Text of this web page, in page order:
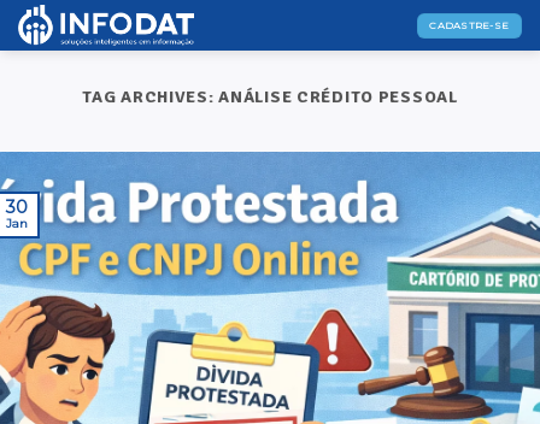
Skip
CADASTRE-SE
TAG ARCHIVES:ANÁLISE CRÉDITO PESSOAL
30
Jan